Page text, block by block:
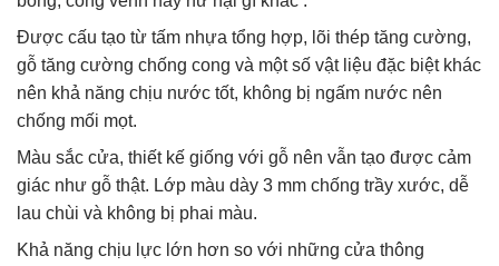
Được cấu tạo từ tấm nhựa tổng hợp, lõi thép tăng cường,
gỗ tăng cường chống cong và một số vật liệu đặc biệt khác
nên khả năng chịu nước tốt, không bị ngấm nước nên
chống mối mọt.
Màu sắc cửa, thiết kế giống với gỗ nên vẫn tạo được cảm
giác như gỗ thật. Lớp màu dày 3 mm chống trầy xước, dễ
lau chùi và không bị phai màu.
Khả năng chịu lực lớn hơn so với những cửa thông